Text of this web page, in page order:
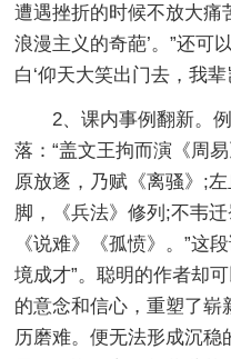
遭遇挫折的时候不放大痛
浪漫主义的奇葩’。”还可
白‘仰天大笑出门去，我
2、课内事例翻新。
落：“盖文王拘而演《周
原放逐，乃赋《离骚》;
脚，《兵法》修列;不韦
《说难》《孤愤》。”这
境成才”。聪明的作者却
的意念和信心，重塑了崭
历磨难。便无法形成沉稳